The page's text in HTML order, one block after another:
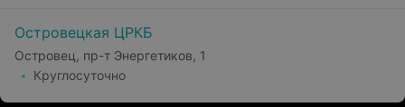
Островецкая ЦРКБ
Островец, пр-т Энергетиков, 1
Круглосуточно